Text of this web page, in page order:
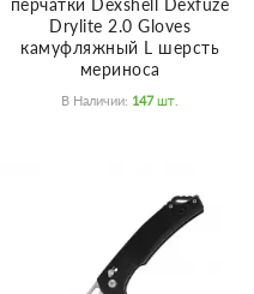
Drylite 2.0 Gloves
камуфляжный L шерсть
мериноса
В Наличии: 147 Шт.